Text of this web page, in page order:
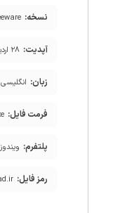
نسخه:
آپدیت: ۲۸ اردیبهشت ۱۴۰۳
زبان: انگلیسی
فرمت فایل:
پلتفرم: ویندوز
رمز فایل: